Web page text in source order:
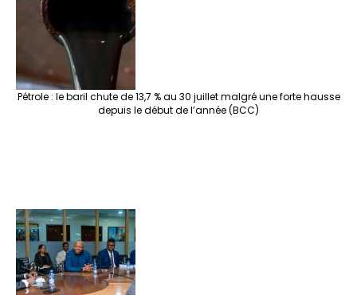
Pétrole : le baril chute de 13,7 % au 30 juillet malgré une forte hausse
depuis le début de l’année (BCC)